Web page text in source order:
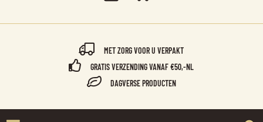
MET ZORG VOOR U VERPAKT
GRATIS VERZENDING VANAF €50,-NL
DAGVERSE PRODUCTEN